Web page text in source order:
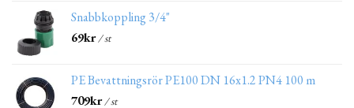
Snabbkoppling 3/4"
69kr/ st
PE Bevattningsrör PE100 DN 16x1.2 PN4 100 m
709kr/ st